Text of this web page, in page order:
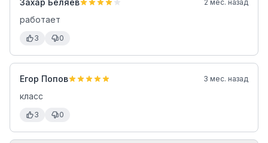
Захар Беляев 2 мес. назад
работает
3 0
Егор Попов 3 мес. назад
класс
3 0